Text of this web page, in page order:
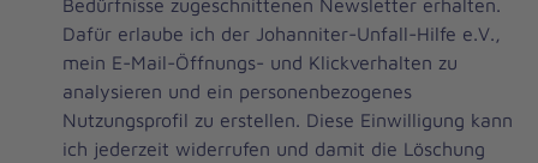
Newsletter
Checkbox
Bedürfnisse zugeschnittenen Newsletter erhalten.
Dafür erlaube ich der Johanniter-Unfall-Hilfe e.V.,
mein E-Mail-Öffnungs- und Klickverhalten zu
analysieren und ein personenbezogenes
Nutzungsprofil zu erstellen. Diese Einwilligung kann
ich jederzeit widerrufen und damit die Löschung